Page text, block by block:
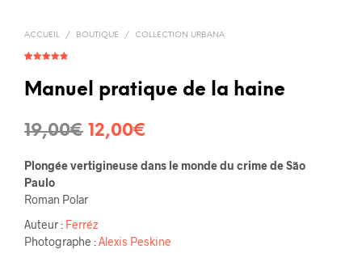
ACCUEIL / BOUTIQUE / COLLECTION URBANA
basé sur
notations
Manuel pratique de la haine
19,00€ Le
prix
19,00€.
12,00€
prix
12,00€.
Plongée vertigineuse dans le monde du crime de São
Paulo
Roman Polar
Auteur : Ferréz
Photographe :Alexis Peskine